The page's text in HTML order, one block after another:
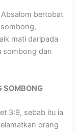
bertobat
mati daripada
sombong dan
SOMBONG
3:9, sebab itu ia
orang